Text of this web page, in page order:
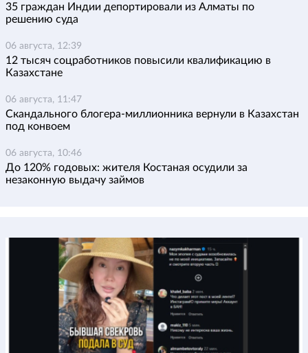
35 граждан Индии депортировали из Алматы по
решению суда
06 августа, 12:39
12 тысяч соцработников повысили квалификацию в
Казахстане
06 августа, 11:47
Скандального блогера-миллионника вернули в Казахстан
под конвоем
06 августа, 10:46
До 120% годовых: жителя Костаная осудили за
незаконную выдачу займов